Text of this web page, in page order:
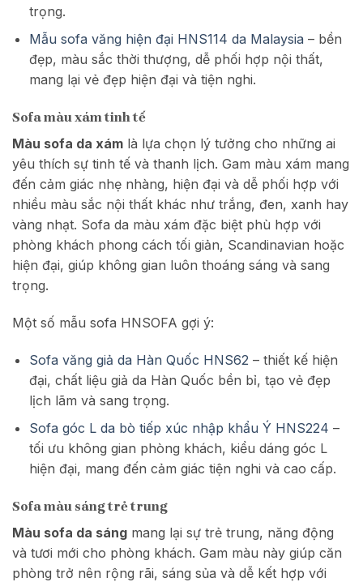
trọng.
Mẫu sofa văng hiện đại HNS114 da Malaysia – bền
đẹp, màu sắc thời thượng, dễ phối hợp nội thất,
mang lại vẻ đẹp hiện đại và tiện nghi.
Sofa màu xám tinh tế
Màu sofa da xám là lựa chọn lý tưởng cho những ai
yêu thích sự tinh tế và thanh lịch. Gam màu xám mang
đến cảm giác nhẹ nhàng, hiện đại và dễ phối hợp với
nhiều màu sắc nội thất khác như trắng, đen, xanh hay
vàng nhạt. Sofa da màu xám đặc biệt phù hợp với
phòng khách phong cách tối giản, Scandinavian hoặc
hiện đại, giúp không gian luôn thoáng sáng và sang
trọng.
Một số mẫu sofa HNSOFA gợi ý:
Sofa văng giả da Hàn Quốc HNS62 – thiết kế hiện
đại, chất liệu giả da Hàn Quốc bền bỉ, tạo vẻ đẹp
lịch lãm và sang trọng.
Sofa góc L da bò tiếp xúc nhập khẩu Ý HNS224 –
tối ưu không gian phòng khách, kiểu dáng góc L
hiện đại, mang đến cảm giác tiện nghi và cao cấp.
Sofa màu sáng trẻ trung
Màu sofa da sáng mang lại sự trẻ trung, năng động
và tươi mới cho phòng khách. Gam màu này giúp căn
phòng trở nên rộng rãi, sáng sủa và dễ kết hợp với